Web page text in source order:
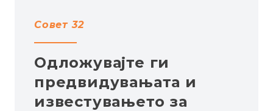
Совет 32
Одложувајте ги
предвидувањата и
известувањето за